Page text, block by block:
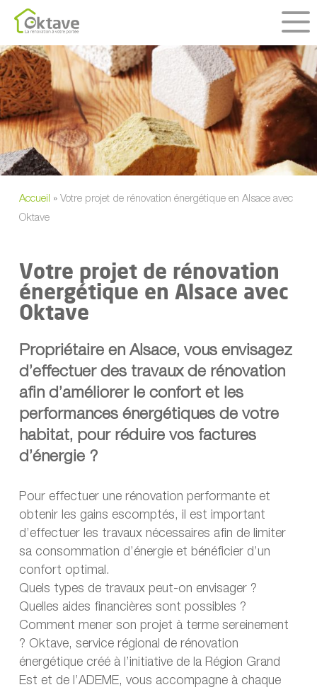
Skip
main
content
Accueil » Votre projet de rénovation énergétique en Alsace avec
Oktave
Votre projet de rénovation
énergétique en Alsace avec
Oktave
Propriétaire en Alsace, vous envisagez
d’effectuer des travaux de rénovation
afin d’améliorer le confort et les
performances énergétiques de votre
habitat, pour réduire vos factures
d’énergie ?
Pour effectuer une rénovation performante et
obtenir les gains escomptés, il est important
d’effectuer les travaux nécessaires afin de limiter
sa consommation d’énergie et bénéficier d’un
confort optimal.
Quels types de travaux peut-on envisager ?
Quelles aides financières sont possibles ?
Comment mener son projet à terme sereinement
? Oktave, service régional de rénovation
énergétique créé à l’initiative de la Région Grand
Est et de l’ADEME, vous accompagne à chaque